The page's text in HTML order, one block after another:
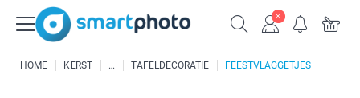
HOME KERST TAFELDECORATIE FEESTVLAGGETJES